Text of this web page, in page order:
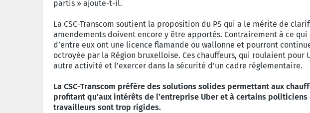
partis » ajoute-t-il.
La CSC-Transcom soutient la proposition du PS qui a le mérite de
amendements doivent encore y être apportés. Contrairement à ce
d’entre eux ont une licence flamande ou wallonne et pourront
octroyée par la Région bruxelloise. Ces chauffeurs, qui roulaient
autre activité et l’exercer dans la sécurité d’un cadre réglementaire.
La CSC-Transcom préfère des solutions solides permettant aux
profitant qu’aux intérêts de l’entreprise Uber et à certains
travailleurs sont trop rigides.